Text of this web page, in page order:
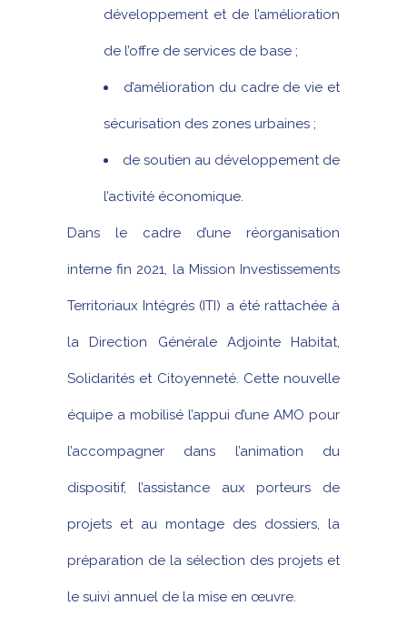
développement et de l’amélioration
de l’offre de services de base ;
d’amélioration du cadre de vie et
sécurisation des zones urbaines ;
de soutien au développement de
l’activité économique.
Dans le cadre d’une réorganisation
interne fin 2021, la Mission Investissements
Territoriaux Intégrés (ITI) a été rattachée à
la Direction Générale Adjointe Habitat,
Solidarités et Citoyenneté. Cette nouvelle
équipe a mobilisé l’appui d’une AMO pour
l’accompagner dans l’animation du
dispositif, l’assistance aux porteurs de
projets et au montage des dossiers, la
préparation de la sélection des projets et
le suivi annuel de la mise en œuvre.